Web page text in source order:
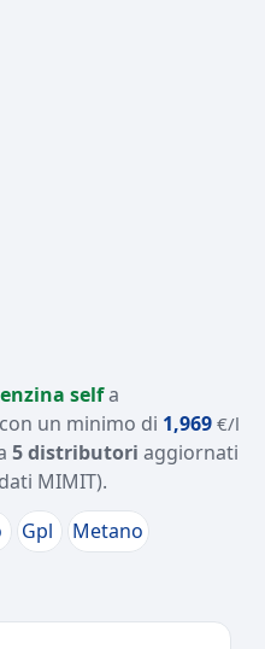
selfa
un minimo di 1,969 €/l
5 distributori aggiornati
MIMIT).
Gpl
Metano